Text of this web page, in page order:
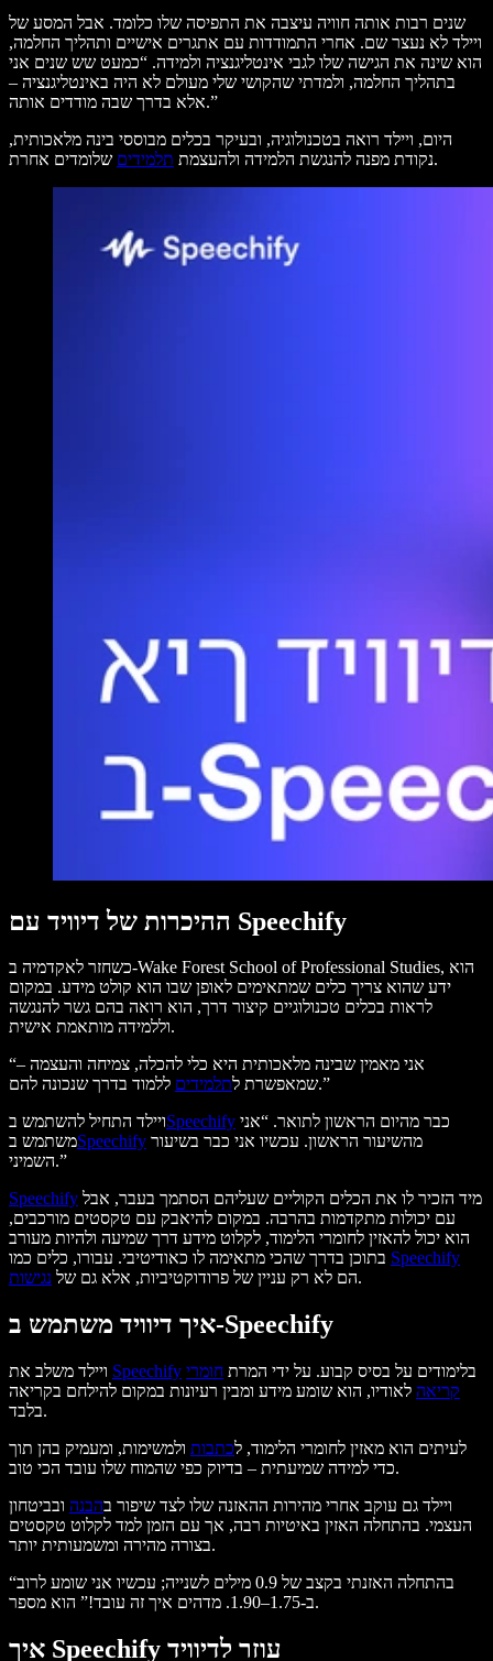
שנים רבות אותה חוויה עיצבה את התפיסה שלו כלומד. אבל המסע של
ויילד לא נעצר שם. אחרי התמודדות עם אתגרים אישיים ותהליך החלמה,
הוא שינה את הגישה שלו לגבי אינטליגנציה ולמידה. “כמעט שש שנים אני
בתהליך החלמה, ולמדתי שהקושי שלי מעולם לא היה באינטליגנציה –
אלא בדרך שבה מודדים אותה.”
היום, ויילד רואה בטכנולוגיה, ובעיקר בכלים מבוססי בינה מלאכותית,
נקודת מפנה להנגשת הלמידה ולהעצמת תלמידים שלומדים אחרת.
ההיכרות של דיוויד עם Speechify
כשחזר לאקדמיה ב-Wake Forest School of Professional Studies, הוא
ידע שהוא צריך כלים שמתאימים לאופן שבו הוא קולט מידע. במקום
לראות בכלים טכנולוגיים קיצור דרך, הוא רואה בהם גשר להנגשה
וללמידה מותאמת אישית.
“אני מאמין שבינה מלאכותית היא כלי להכלה, צמיחה והעצמה –
שמאפשרת לתלמידים
ללמוד בדרך שנכונה להם.”
ויילד התחיל להשתמש בSpeechify
משתמש בSpeechify
השמיני.”
Speechify
עם יכולות מתקדמות בהרבה. במקום להיאבק עם טקסטים מורכבים,
הוא יכול להאזין לחומרי הלימוד, לקלוט מידע דרך שמיעה ולהיות מעורב
Speechify
הם לא רק עניין של פרודוקטיביות, אלא גם של נגישות .
איך דיוויד משתמש ב-Speechify
Speechify בלימודים על בסיס קבוע. על ידי המרת חומרי
קריאה לאודיו, הוא שומע מידע ומבין רעיונות במקום להילחם בקריאה
בלבד.
לעיתים הוא מאזין לחומרי הלימוד, לכתבות ולמשימות, ומעמיק בהן תוך
כדי למידה שמיעתית – בדיוק כפי שהמוח שלו עובד הכי טוב.
ויילד גם עוקב אחרי מהירות ההאזנה שלו לצד שיפור בהבנה ובביטחון
העצמי. בהתחלה האזין באיטיות רבה, אך עם הזמן למד לקלוט טקסטים
בצורה מהירה ומשמעותית יותר.
“בהתחלה האזנתי בקצב של 0.9 מילים לשנייה; עכשיו אני שומע לרוב
ב-1.75–1.90. מדהים איך זה עובד!” הוא מספר.
איך Speechify עוזר לדיוויד